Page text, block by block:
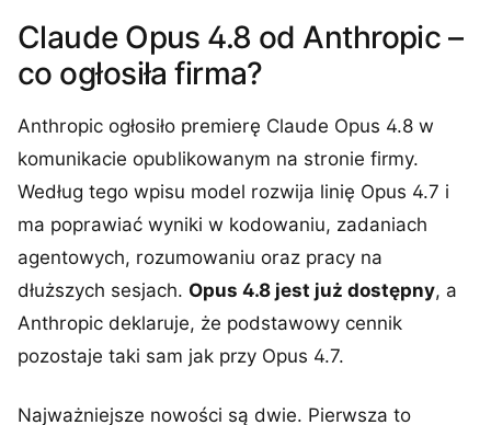
Claude Opus 4.8 od Anthropic –
co ogłosiła firma?
Anthropic ogłosiło premierę Claude Opus 4.8 w
komunikacie opublikowanym na stronie firmy.
Według tego wpisu model rozwija linię Opus 4.7 i
ma poprawiać wyniki w kodowaniu, zadaniach
agentowych, rozumowaniu oraz pracy na
dłuższych sesjach. Opus 4.8 jest już dostępny, a
Anthropic deklaruje, że podstawowy cennik
pozostaje taki sam jak przy Opus 4.7.
Najważniejsze nowości są dwie. Pierwsza to